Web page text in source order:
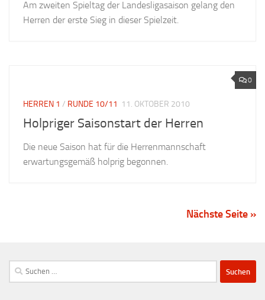
Am zweiten Spieltag der Landesligasaison gelang den
Herren der erste Sieg in dieser Spielzeit.
0
HERREN 1 / RUNDE 10/11 11. OKTOBER 2010
Holpriger Saisonstart der Herren
Die neue Saison hat für die Herrenmannschaft
erwartungsgemäß holprig begonnen.
Nächste Seite »
Suchen
nach: